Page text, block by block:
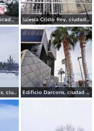
Monumento a las Piscadoras, ciudad Delicias. Iglesia Cristo Rey, ciudad Delicias.
Gran Estadio Delicias, ciudad Delicias. Edificio Darcons, ciudad Delicias.